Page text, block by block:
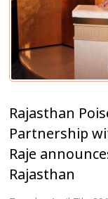
Rajasthan
Partnership
Raje
Rajasthan